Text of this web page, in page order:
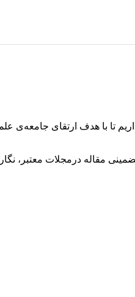
تا با هدف ارتقای جامعه‌ی
مقاله درمجلات معتبر،